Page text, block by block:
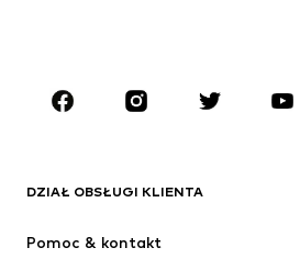
Akcesoria
Premium
Nowości
DZIAŁ OBSŁUGI KLIENTA
Pomoc & kontakt